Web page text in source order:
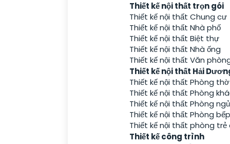
Thiết kế nội thất trọn gói
Thiết kế nội thất Chung cư
Thiết kế nội thất Nhà phố
Thiết kế nội thất Biệt thự
Thiết kế nội thất Nhà ống
Thiết kế nội thất Văn
Thiết kế nội thất Hải
Thiết kế nội thất Phòng thờ
Thiết kế nội thất Phòng
Thiết kế nội thất Phòng ngủ
Thiết kế nội thất Phòng bếp
Thiết kế nội thất phòng trẻ
Thiết kế công trình